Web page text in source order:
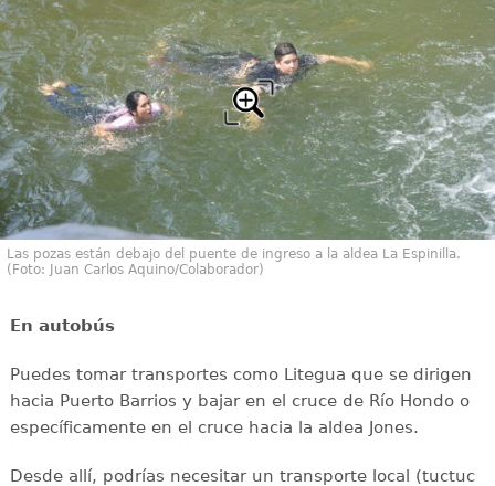
Las pozas están debajo del puente de ingreso a la aldea La Espinilla.
(Foto: Juan Carlos Aquino/Colaborador)
En autobús
Puedes tomar transportes como Litegua que se dirigen
hacia Puerto Barrios y bajar en el cruce de Río Hondo o
específicamente en el cruce hacia la aldea Jones.
Desde allí, podrías necesitar un transporte local (tuctuc